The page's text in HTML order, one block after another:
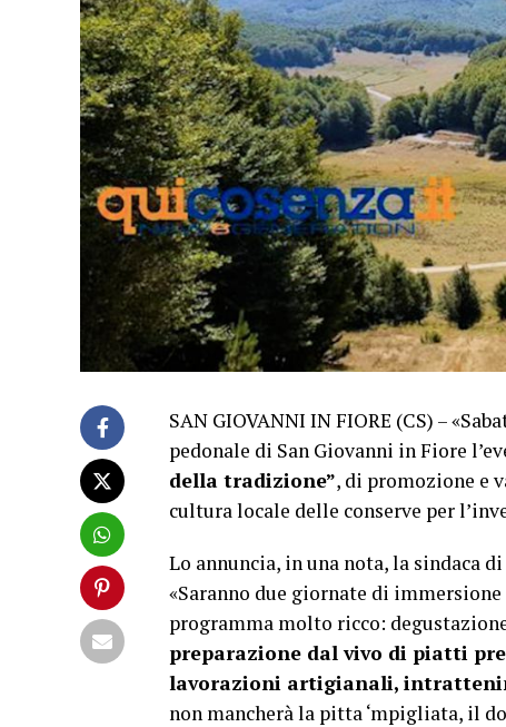
SAN GIOVANNI IN FIORE (CS) –
pedonale di San Giovanni in Fiore
della tradizione”, di promozione e
cultura locale delle conserve per
Lo annuncia, in una nota, la sindaca
«Saranno due giornate di
programma molto ricco:
preparazione dal vivo di piatti
lavorazioni artigianali,
non mancherà la pitta ‘mpigliata, il